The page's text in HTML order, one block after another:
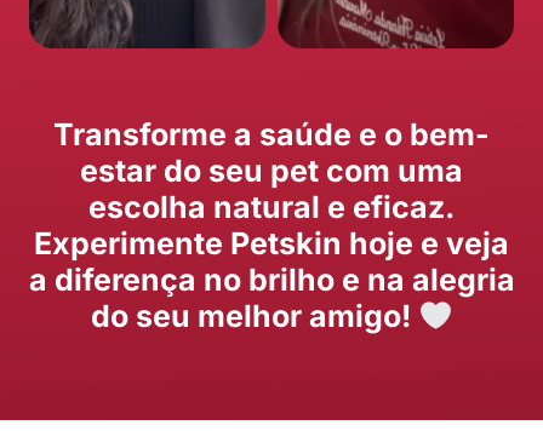
Transforme a saúde e o bem-
estar do seu pet com uma
escolha natural e eficaz.
Experimente Petskin hoje e veja
a diferença no brilho e na alegria
do seu melhor amigo!